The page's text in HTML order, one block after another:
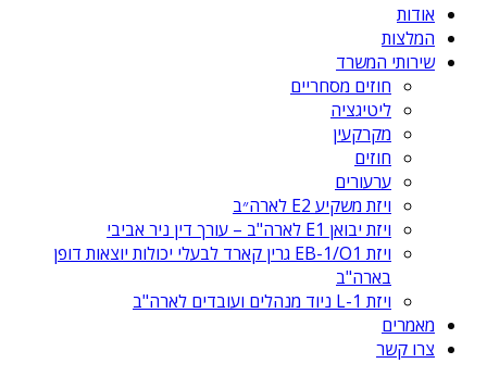
אודות
המלצות
שירותי המשרד
חוזים מסחריים
ליטיגציה
מקרקעין
חוזים
ערעורים
ויזת משקיע E2 לארה״ב
ויזת יבואן E1 לארה"ב – עורך דין ניר אביבי
ויזת EB-1/O1 גרין קארד לבעלי יכולות יוצאות דופן
בארה"ב
ויזת L-1 ניוד מנהלים ועובדים לארה"ב
מאמרים
צרו קשר